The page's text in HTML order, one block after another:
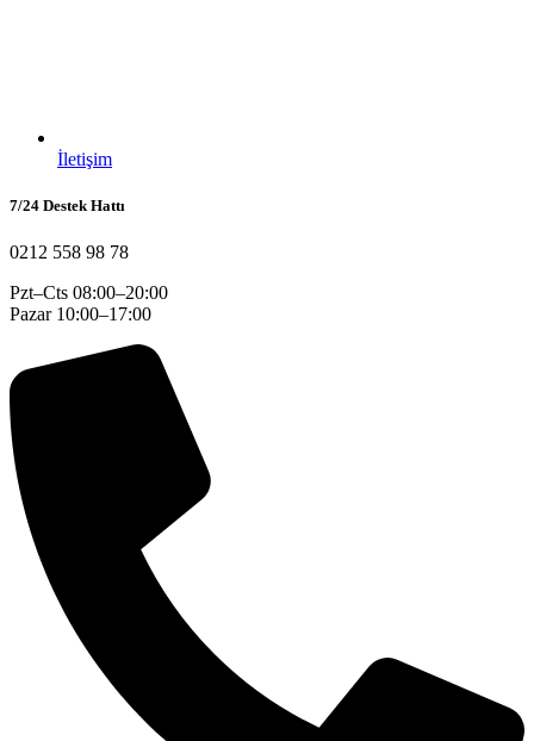
İletişim
7/24 Destek Hattı
0212 558 98 78
Pzt–Cts 08:00–20:00
Pazar 10:00–17:00